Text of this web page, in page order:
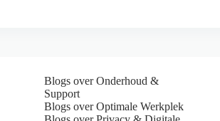
Blogs over Onderhoud &
Support
Blogs over Optimale Werkplek